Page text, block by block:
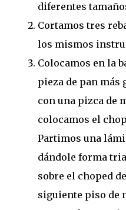
diferentes
Cortamos tres
los mismos
Colocamos en la
pieza de pan más
con una pizca de
colocamos el
Partimos una
dándole forma
sobre el choped
siguiente piso de